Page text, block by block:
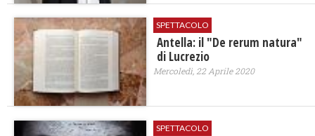
SPETTACOLO
Antella: il "De rerum natura"
di Lucrezio
Mercoledì, 22 Aprile 2020
SPETTACOLO